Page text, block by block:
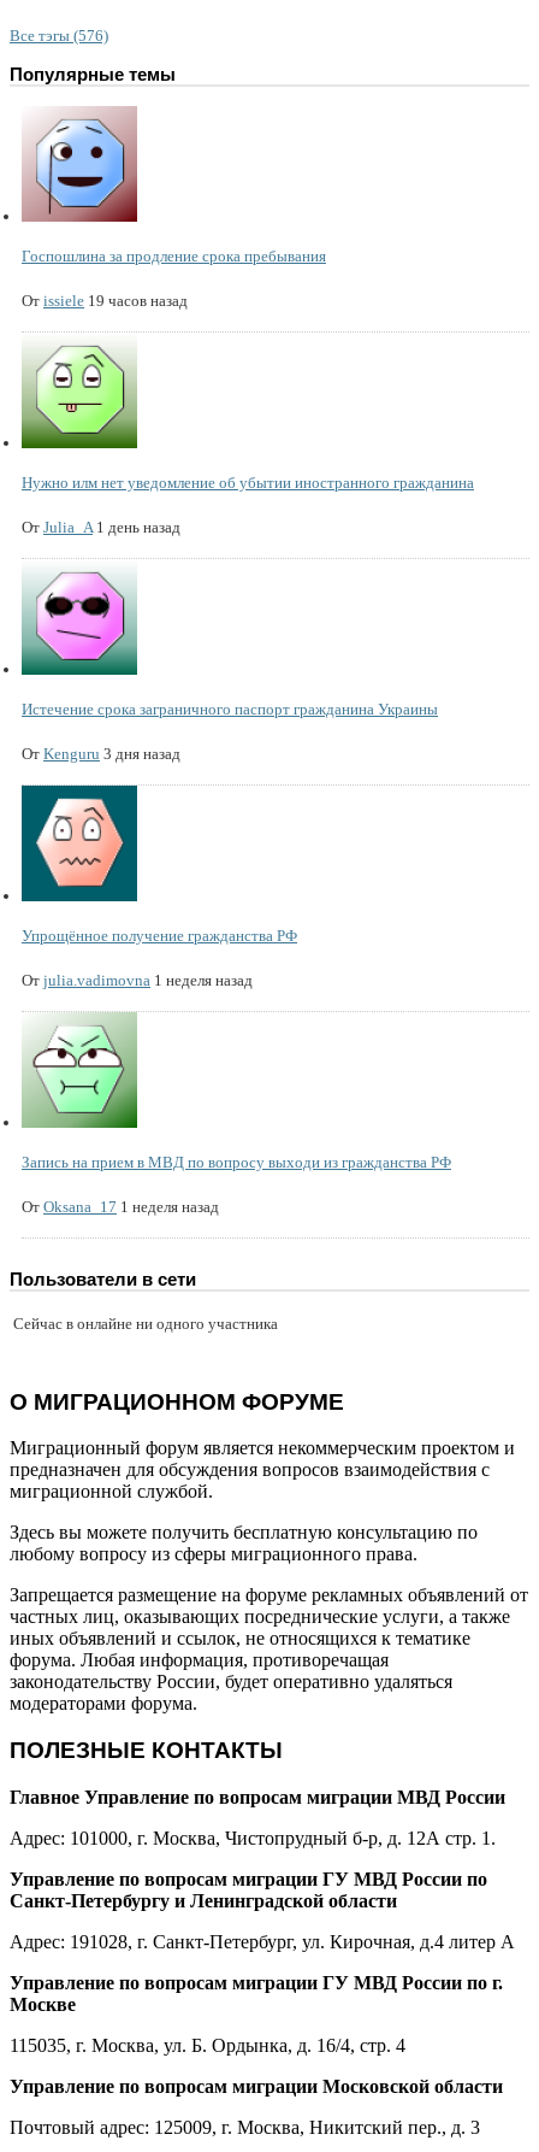
Все тэгы (576)
Популярные темы
Госпошлина за продление срока пребывания
От issiele 19 часов назад
Нужно илм нет уведомление об убытии иностранного гражданина
От Julia_A 1 день назад
Истечение срока заграничного паспорт гражданина Украины
От Kenguru 3 дня назад
Упрощённое получение гражданства РФ
От julia.vadimovna 1 неделя назад
Запись на прием в МВД по вопросу выходи из гражданства РФ
От Oksana_17 1 неделя назад
Пользователи в сети
Сейчас в онлайне ни одного участника
О МИГРАЦИОННОМ ФОРУМЕ
Миграционный форум является некоммерческим проектом и
предназначен для обсуждения вопросов взаимодействия с
миграционной службой.
Здесь вы можете получить бесплатную консультацию по
любому вопросу из сферы миграционного права.
Запрещается размещение на форуме рекламных объявлений от
частных лиц, оказывающих посреднические услуги, а также
иных объявлений и ссылок, не относящихся к тематике
форума. Любая информация, противоречащая
законодательству России, будет оперативно удаляться
модераторами форума.
ПОЛЕЗНЫЕ КОНТАКТЫ
Главное Управление по вопросам миграции МВД России
Адрес: 101000, г. Москва, Чистопрудный б-р, д. 12А стр. 1.
Управление по вопросам миграции ГУ МВД России по
Санкт-Петербургу и Ленинградской области
Адрес: 191028, г. Санкт-Петербург, ул. Кирочная, д.4 литер А
Управление по вопросам миграции ГУ МВД России по г.
Москве
115035, г. Москва, ул. Б. Ордынка, д. 16/4, стр. 4
Управление по вопросам миграции Московской области
Почтовый адрес: 125009, г. Москва, Никитский пер., д. 3